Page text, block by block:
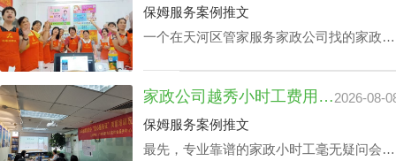
心保洁24小时价格表也会增加。
保姆服务案例推文
一个在天河区管家服务家政公司找的家政管
扫卧室、洗衣、洗碗、熨衣等日常事务，还
可以照护老人及带孩子放学，让工作热情高
的人更专心致力工作，那天河区家政公司白
家政公司越秀小时工费用：业务专业技能真的影响吗？2026-08-
保姆服务案例推文
最先，专业靠谱的家政小时工毫无疑问会比